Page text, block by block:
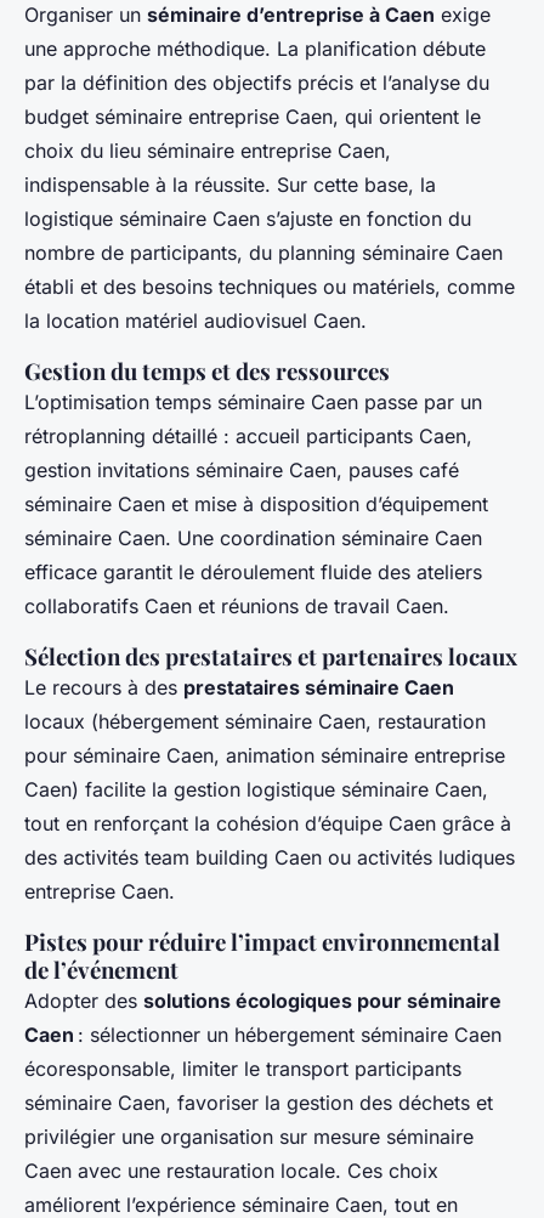
Organiser un séminaire d’entreprise à Caen exige
une approche méthodique. La planification débute
par la définition des objectifs précis et l’analyse du
budget séminaire entreprise Caen, qui orientent le
choix du lieu séminaire entreprise Caen,
indispensable à la réussite. Sur cette base, la
logistique séminaire Caen s’ajuste en fonction du
nombre de participants, du planning séminaire Caen
établi et des besoins techniques ou matériels, comme
la location matériel audiovisuel Caen.
Gestion du temps et des ressources
L’optimisation temps séminaire Caen passe par un
rétroplanning détaillé : accueil participants Caen,
gestion invitations séminaire Caen, pauses café
séminaire Caen et mise à disposition d’équipement
séminaire Caen. Une coordination séminaire Caen
efficace garantit le déroulement fluide des ateliers
collaboratifs Caen et réunions de travail Caen.
Sélection des prestataires et partenaires locaux
Le recours à des prestataires séminaire Caen
locaux (hébergement séminaire Caen, restauration
pour séminaire Caen, animation séminaire entreprise
Caen) facilite la gestion logistique séminaire Caen,
tout en renforçant la cohésion d’équipe Caen grâce à
des activités team building Caen ou activités ludiques
entreprise Caen.
Pistes pour réduire l’impact environnemental
de l’événement
Adopter des solutions écologiques pour séminaire
Caen : sélectionner un hébergement séminaire Caen
écoresponsable, limiter le transport participants
séminaire Caen, favoriser la gestion des déchets et
privilégier une organisation sur mesure séminaire
Caen avec une restauration locale. Ces choix
améliorent l’expérience séminaire Caen, tout en